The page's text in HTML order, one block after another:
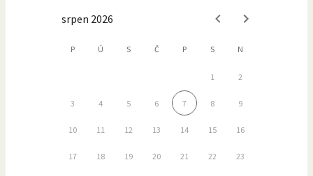
srpen 2026
P Ú S Č P S N
1 2
3 4 5 6 7 8 9
10 11 12 13 14 15 16
17 18 19 20 21 22 23